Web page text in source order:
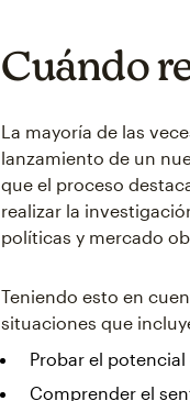
Cuándo
La mayoría de las
lanzamiento de un
que el proceso
realizar la
políticas y mercado
Teniendo esto en
situaciones que
Probar el
Comprender el